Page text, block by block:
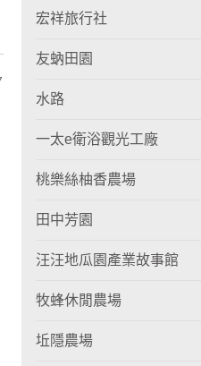
宏祥旅行社
友蚋田園
水路
一太e衛浴觀光工廠
桃樂絲柚香農場
田中芳園
汪汪地瓜園產業故事館
牧蜂休閒農場
坵隱農場